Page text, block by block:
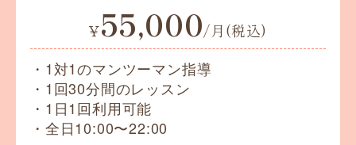
¥55,000/月(税込)
・1対1のマンツーマン指導
・1回30分間のレッスン
・1日1回利用可能
・全日10:00〜22:00